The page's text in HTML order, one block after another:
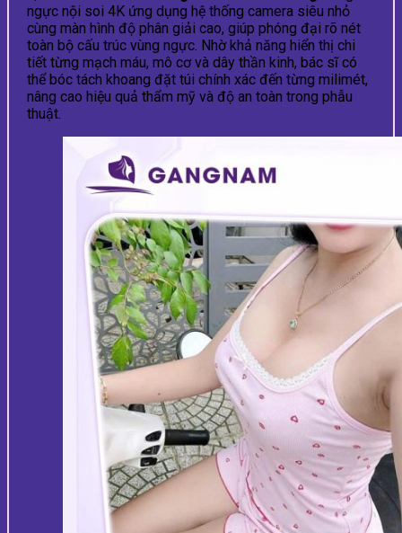
ngực nội soi 4K ứng dụng hệ thống camera siêu nhỏ
cùng màn hình độ phân giải cao, giúp phóng đại rõ nét
toàn bộ cấu trúc vùng ngực. Nhờ khả năng hiển thị chi
tiết từng mạch máu, mô cơ và dây thần kinh, bác sĩ có
thể bóc tách khoang đặt túi chính xác đến từng milimét,
nâng cao hiệu quả thẩm mỹ và độ an toàn trong phẫu
thuật.